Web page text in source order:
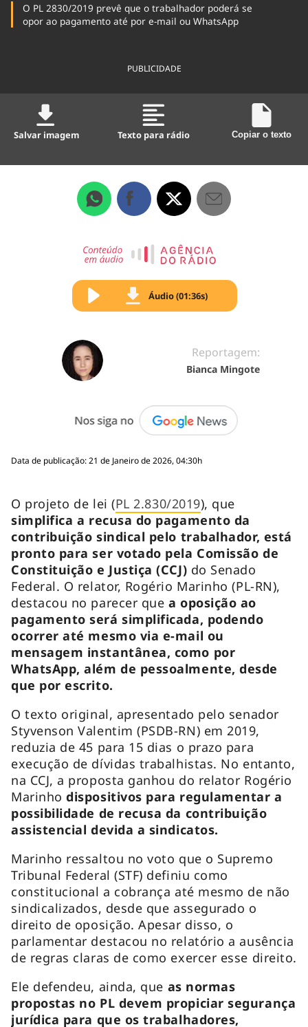
O PL 2830/2019 prevê que o trabalhador poderá se
opor ao pagamento até por e-mail ou WhatsApp
PUBLICIDADE
Salvar imagem Texto para rádio Copiar o texto
Áudio (01:36s)
Reportagem:
Bianca Mingote
Data de publicação: 21 de Janeiro de 2026, 04:30h
O projeto de lei (PL 2.830/2019), que
simplifica a recusa do pagamento da
contribuição sindical pelo trabalhador, está
pronto para ser votado pela Comissão de
Constituição e Justiça (CCJ) do Senado
Federal. O relator, Rogério Marinho (PL-RN),
destacou no parecer que a oposição ao
pagamento será simplificada, podendo
ocorrer até mesmo via e-mail ou
mensagem instantânea, como por
WhatsApp, além de pessoalmente, desde
que por escrito.
O texto original, apresentado pelo senador
Styvenson Valentim (PSDB-RN) em 2019,
reduzia de 45 para 15 dias o prazo para
execução de dívidas trabalhistas. No entanto,
na CCJ, a proposta ganhou do relator Rogério
Marinhodispositivos para regulamentar a
possibilidade de recusa da contribuição
assistencial devida a sindicatos.
Marinho ressaltou no voto que o Supremo
Tribunal Federal (STF) definiu como
constitucional a cobrança até mesmo de não
sindicalizados, desde que assegurado o
direito de oposição. Apesar disso, o
parlamentar destacou no relatório a ausência
de regras claras de como exercer esse direito.
Ele defendeu, ainda, que as normas
propostas no PL devem propiciar segurança
jurídica para que os trabalhadores,